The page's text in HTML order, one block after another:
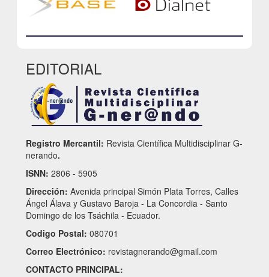
EDITORIAL
Registro Mercantil: Revista Científica Multidisciplinar G-
nerando.
ISNN: 2806 - 5905
Dirección: Avenida principal Simón Plata Torres, Calles
Ángel Álava y Gustavo Baroja - La Concordia - Santo
Domingo de los Tsáchila - Ecuador.
Codigo Postal: 080701
Correo Electrónico: revistagnerando@gmail.com
CONTACTO PRINCIPAL: